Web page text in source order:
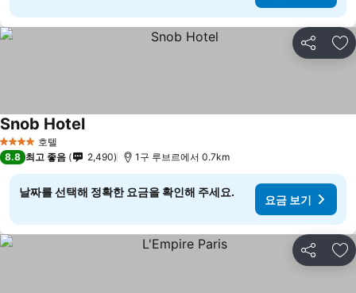
공유 즐
4 성급 호텔
Snob Hotel
8.8 최고 좋음 2,490 1구 루브르에서 0.7km
날짜를 선택해 정확한 요금을 확인해 주세요.
요금 보기
공유 즐